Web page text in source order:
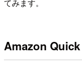
てみます。
Amazon